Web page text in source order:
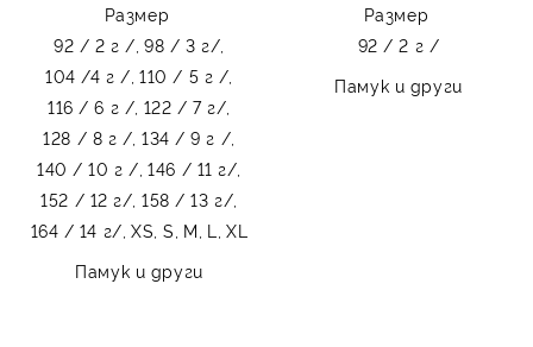
Размер
92 / 2 г /, 98 / 3 г/,
104 /4 г /, 110 / 5 г /,
116 / 6 г /, 122 / 7 г/,
128 / 8 г /, 134 / 9 г /,
140 / 10 г /, 146 / 11 г/,
152 / 12 г/, 158 / 13 г/,
164 / 14 г/, XS, S, M, L,
XL
Памук и други
Размер
92 / 2 г /
Памук и други